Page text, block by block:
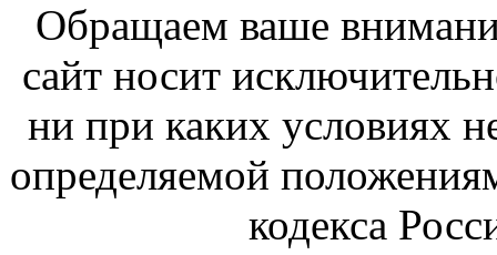
Обращаем ваше
сайт носит
ни при каких условиях
определяемой
кодекса